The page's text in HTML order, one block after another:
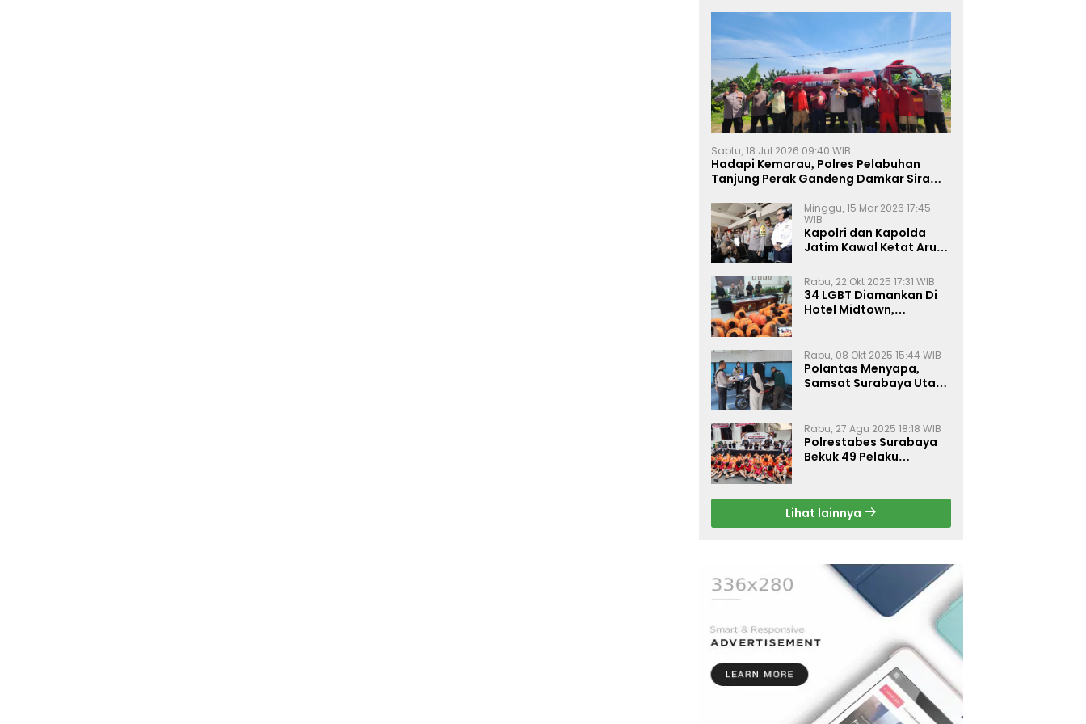
Sabtu, 18 Jul 2026 09:40 WIB
Hadapi Kemarau, Polres Pelabuhan
Tanjung Perak Gandeng Damkar Siram
Minggu, 15 Mar 2026 17:45
WIB
Kapolri dan Kapolda
Jatim Kawal Ketat Arus
Rabu, 22 Okt 2025 17:31 WIB
34 LGBT Diamankan Di
Hotel Midtown,
Rabu, 08 Okt 2025 15:44 WIB
Polantas Menyapa,
Samsat Surabaya Utara
Rabu, 27 Agu 2025 18:18 WIB
Polrestabes Surabaya
Bekuk 49 Pelaku
Gratis
Lihat lainnya